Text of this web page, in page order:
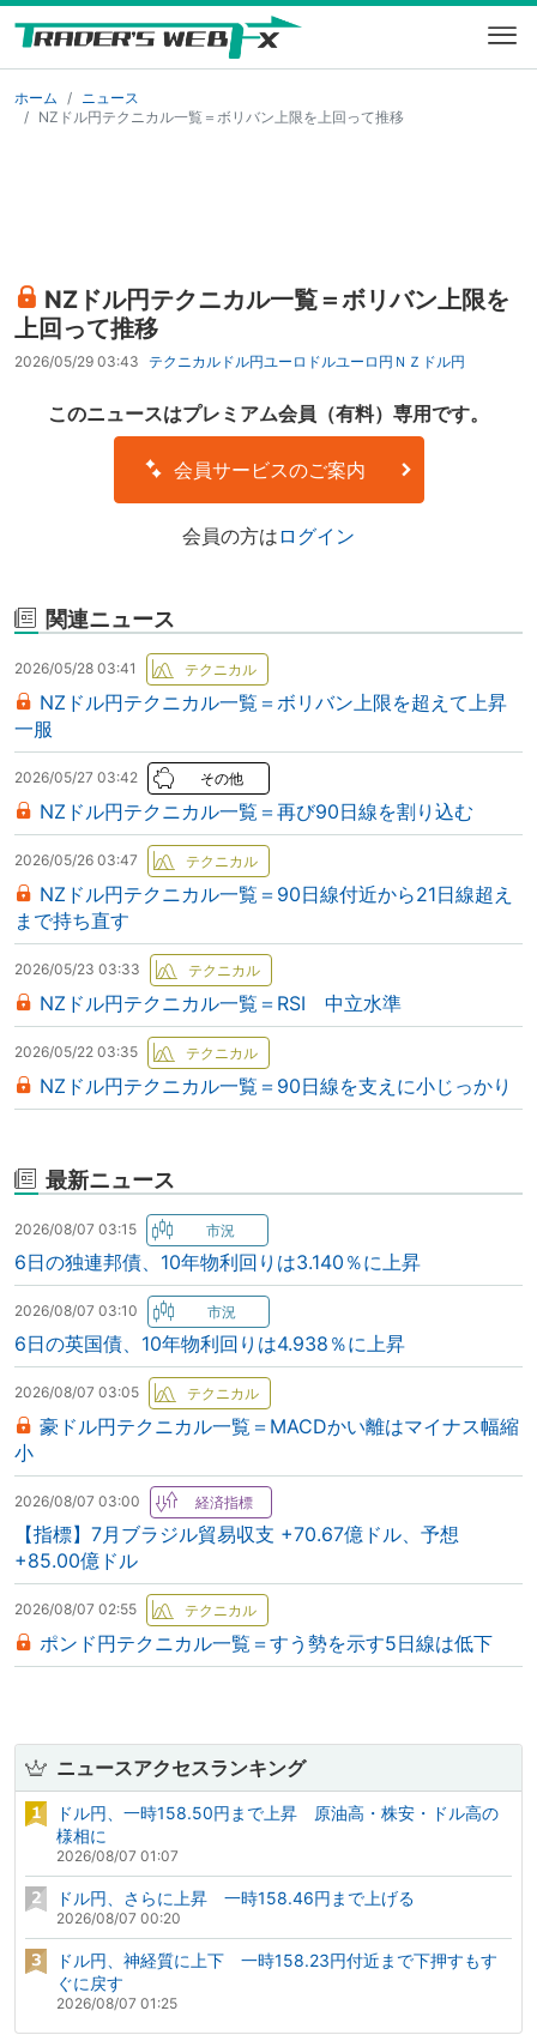
ホーム
ニュース
NZドル円テクニカル一覧＝ボリバン上限を上回って推移
NZドル円テクニカル一覧＝ボリバン上限を
上回って推移
2026/05/29 03:43 テクニカル ドル円ユーロドルユーロ円 ＮＺドル円
このニュースはプレミアム会員（有料）専用です。
会員サービスのご案内
会員の方は ログイン
関連ニュース
2026/05/28 03:41
NZドル円テクニカル一覧＝ボリバン上限を超えて上昇
一服
2026/05/27 03:42
NZドル円テクニカル一覧＝再び90日線を割り込む
2026/05/26 03:47
NZドル円テクニカル一覧＝90日線付近から21日線超え
まで持ち直す
2026/05/23 03:33
NZドル円テクニカル一覧＝RSI 中立水準
2026/05/22 03:35
NZドル円テクニカル一覧＝90日線を支えに小じっかり
最新ニュース
2026/08/07 03:15
6日の独連邦債、10年物利回りは3.140％に上昇
2026/08/07 03:10
6日の英国債、10年物利回りは4.938％に上昇
2026/08/07 03:05
豪ドル円テクニカル一覧＝MACDかい離はマイナス幅縮
小
2026/08/07 03:00
【指標】7月ブラジル貿易収支 +70.67億ドル、予想
+85.00億ドル
2026/08/07 02:55
ポンド円テクニカル一覧＝すう勢を示す5日線は低下
ニュースアクセスランキング
ドル円、一時158.50円まで上昇 原油高・株安・ドル高の
様相に
2026/08/07 01:07
ドル円、さらに上昇 一時158.46円まで上げる
2026/08/07 00:20
ドル円、神経質に上下 一時158.23円付近まで下押すもす
ぐに戻す
2026/08/07 01:25